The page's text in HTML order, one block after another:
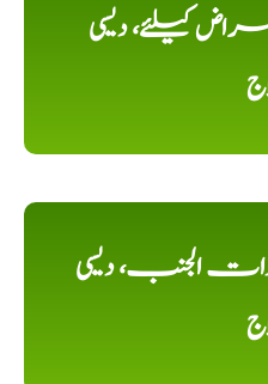
کیلئے، دیسی
ذات الجنب، دیسی